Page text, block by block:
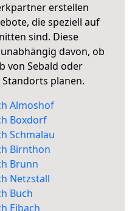
erstellen
die speziell auf
sind. Diese
davon, ob
von Sebald oder
planen.
Almoshof
Boxdorf
Schmalau
Birnthon
Brunn
Netzstall
Buch
Eibach